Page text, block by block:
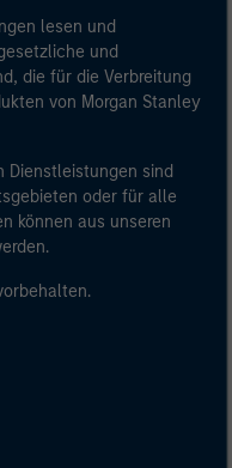
lesen und
und
die für die Verbreitung
von Morgan Stanley
Dienstleistungen sind
oder für alle
können aus unseren